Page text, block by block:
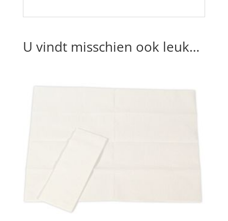
U vindt misschien ook leuk…